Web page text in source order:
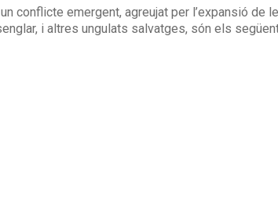
conflicte emergent, agreujat per l’expansió de
i altres ungulats salvatges, són els